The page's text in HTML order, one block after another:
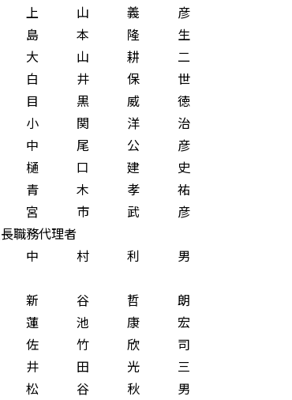
上 山 義 彦
島 本 隆 生
山 耕 二
井 保 世
長 目 黒 威 徳
関 洋 治
員 中 尾 公 彦
樋 口 建 史
長 青 木 孝 祐
宮 市 武 彦
務代理者
利 男
谷 哲 朗
池 康 宏
竹 欣 司
井 田 光 三
谷 秋 男